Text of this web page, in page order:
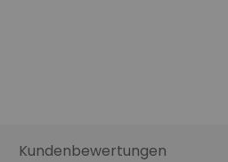
Kundenbewertungen